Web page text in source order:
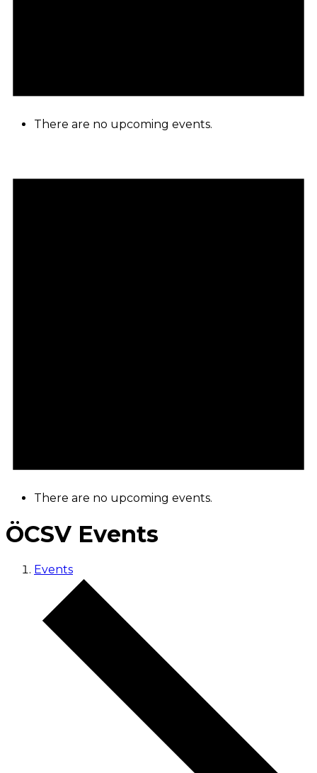
There are no upcoming events.
There are no upcoming events.
ÖCSV Events
Events